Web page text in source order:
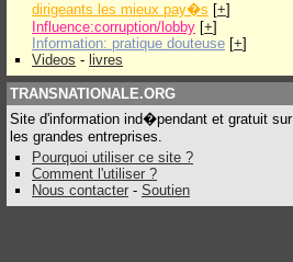
dirigeants les mieux pay�s [+]
Influence:corruption/lobby [+]
Information: pratique douteuse [+]
Videos - livres
TRANSNATIONALE.ORG
Site d'information ind�pendant et gratuit sur
les grandes entreprises.
Pourquoi utiliser ce site ?
Comment l'utiliser ?
Nous contacter - Soutien